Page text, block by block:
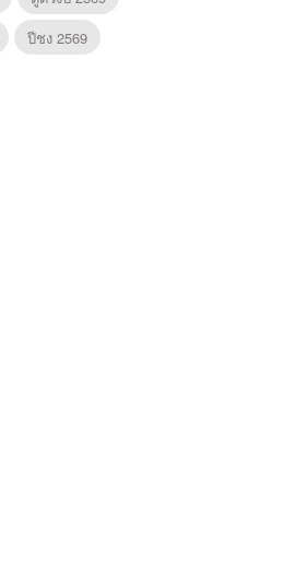
ปีชง 2569